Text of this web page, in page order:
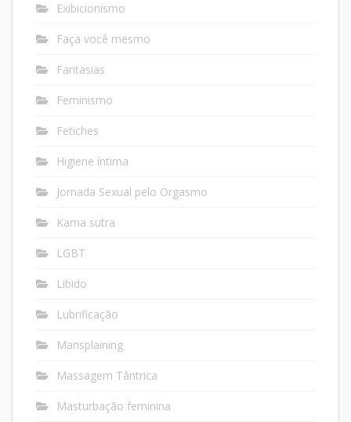
Exibicionismo
Faça você mesmo
Fantasias
Feminismo
Fetiches
Higiene íntima
Jornada Sexual pelo Orgasmo
Kama sutra
LGBT
Libido
Lubrificação
Mansplaining
Massagem Tântrica
Masturbação feminina